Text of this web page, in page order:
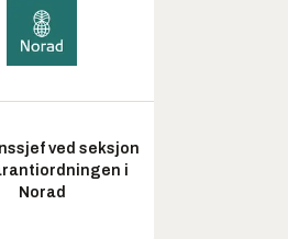
ved seksjon
i
Norad